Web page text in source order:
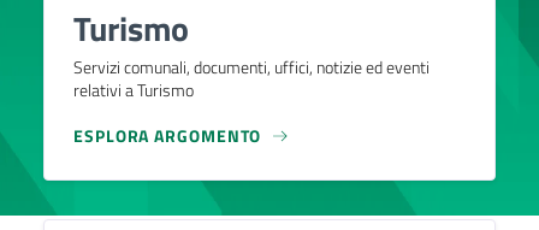
Turismo
Servizi comunali, documenti, uffici, notizie ed eventi
relativi a Turismo
ESPLORA ARGOMENTO